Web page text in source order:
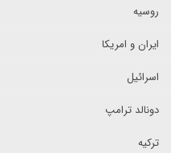
روسیه
ایران و امریکا
اسرائیل
دونالد ترامپ
ترکیه